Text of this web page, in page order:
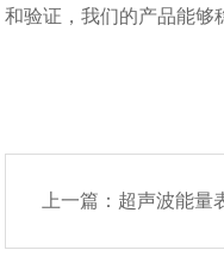
和验证，我们的产品能够
上一篇： 超声波能量